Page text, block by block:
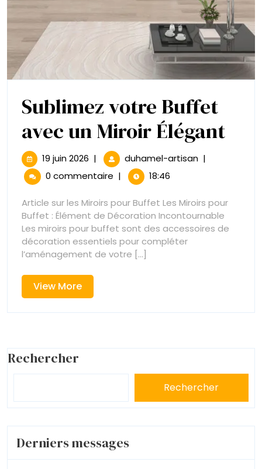
Sublimez votre Buffet
avec un Miroir Élégant
un
19 juin 2026 19
juin
| duhamel-artisanSublimez
un
Miroir
Élégant
|
0 commentaire | 18:46
Article sur les Miroirs pour Buffet Les Miroirs pour
Buffet : Élément de Décoration Incontournable
Les miroirs pour buffet sont des accessoires de
décoration essentiels pour compléter
l’aménagement de votre [...]
View MoreView
More
Rechercher
Rechercher
Derniers messages